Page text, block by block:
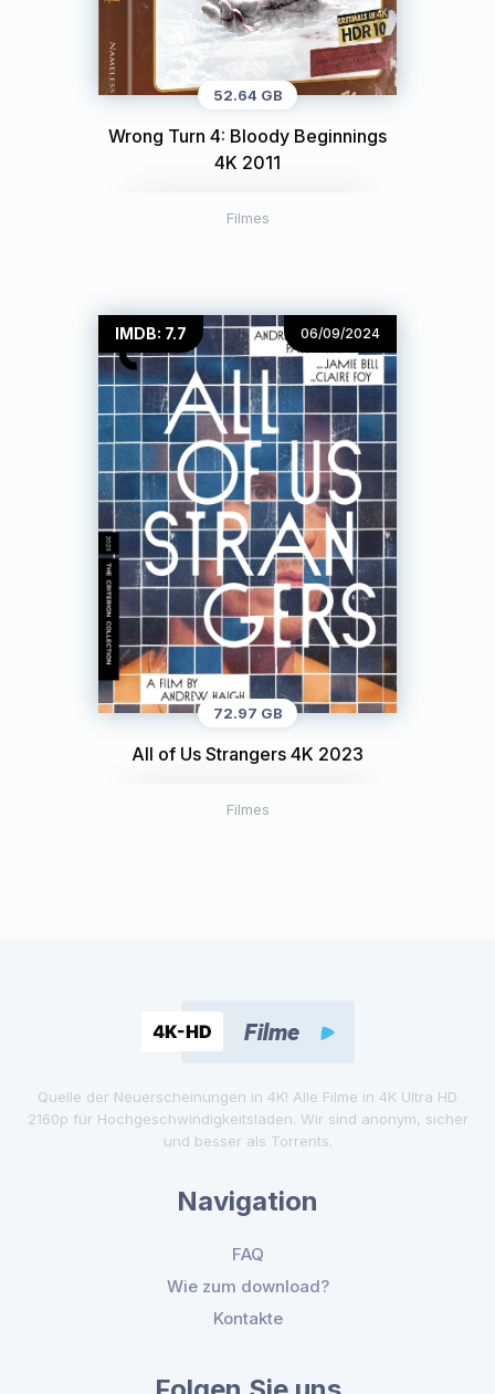
52.64 GB
Wrong Turn 4: Bloody Beginnings
4K 2011
Filmes
IMDB: 7.7 06/09/2024
72.97 GB
All of Us Strangers 4K 2023
Filmes
Quelle der Neuerscheinungen in 4K! Alle Filme in 4K Ultra HD
2160p für Hochgeschwindigkeitsladen. Wir sind anonym, sicher
und besser als Torrents.
Navigation
FAQ
Wie zum download?
Kontakte